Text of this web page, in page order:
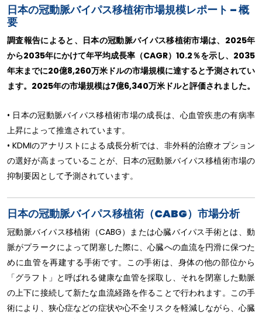
日本の冠動脈バイパス移植術市場規模レポート – 概
要
調査報告によると、日本の冠動脈バイパス移植術市場は、2025年
から2035年にかけて年平均成長率（CAGR）10.2％を示し、2035
年末までに20億8,260万米ドルの市場規模に達すると予測されてい
ます。2025年の市場規模は7億6,340万米ドルと評価されました。
• 日本の冠動脈バイパス移植術市場の成長は、心血管疾患の有病率
上昇によって推進されています。
• KDMIのアナリストによる成長分析では、非外科的治療オプション
の選好が高まっていることが、日本の冠動脈バイパス移植術市場の
抑制要因として予測されています。
日本の冠動脈バイパス移植術（CABG）市場分析
冠動脈バイパス移植術（CABG）または心臓バイパス手術とは、動
脈がプラークによって閉塞した際に、心臓への血流を円滑に保つた
めに血管を再建する手術です。この手術は、身体の他の部位から
「グラフト」と呼ばれる健康な血管を採取し、それを閉塞した動脈
の上下に接続して新たな血流経路を作ることで行われます。この手
術により、狭心症などの症状や心不全リスクを軽減しながら、心臓